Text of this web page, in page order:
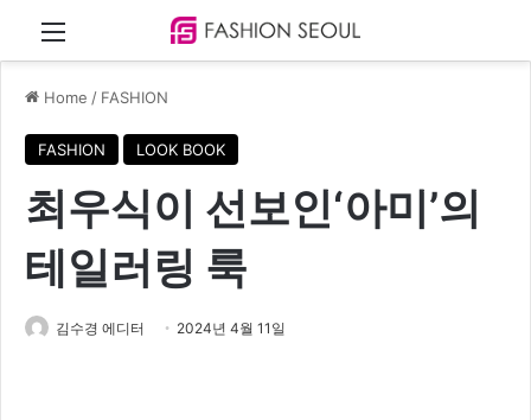
Menu
Home / FASHION
FASHION LOOK BOOK
최우식이 선보인‘아미’의
테일러링 룩
김수경 에디터 2024년 4월 11일